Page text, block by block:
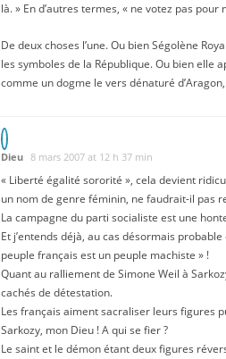
là. » En d’autres termes, « ne votez pas
De deux choses l’une. Ou bien Ségolène
les symboles de la République. Ou bien elle
comme un dogme le vers dénaturé
Dieu 8 mars 2007 at 12 h 37 min
« Liberté égalité sororité », cela devient
un nom de genre féminin, ne faudrait-il pas
La campagne du parti socialiste est une
Et j’entends déjà, au cas désormais
peuple français est un peuple machiste » !
Quant au ralliement de Simone Weil à
cachés de détestation.
Les français aiment sacraliser leurs figures
Sarkozy, mon Dieu ! A qui se fier ?
Le saint et le démon étant deux figures